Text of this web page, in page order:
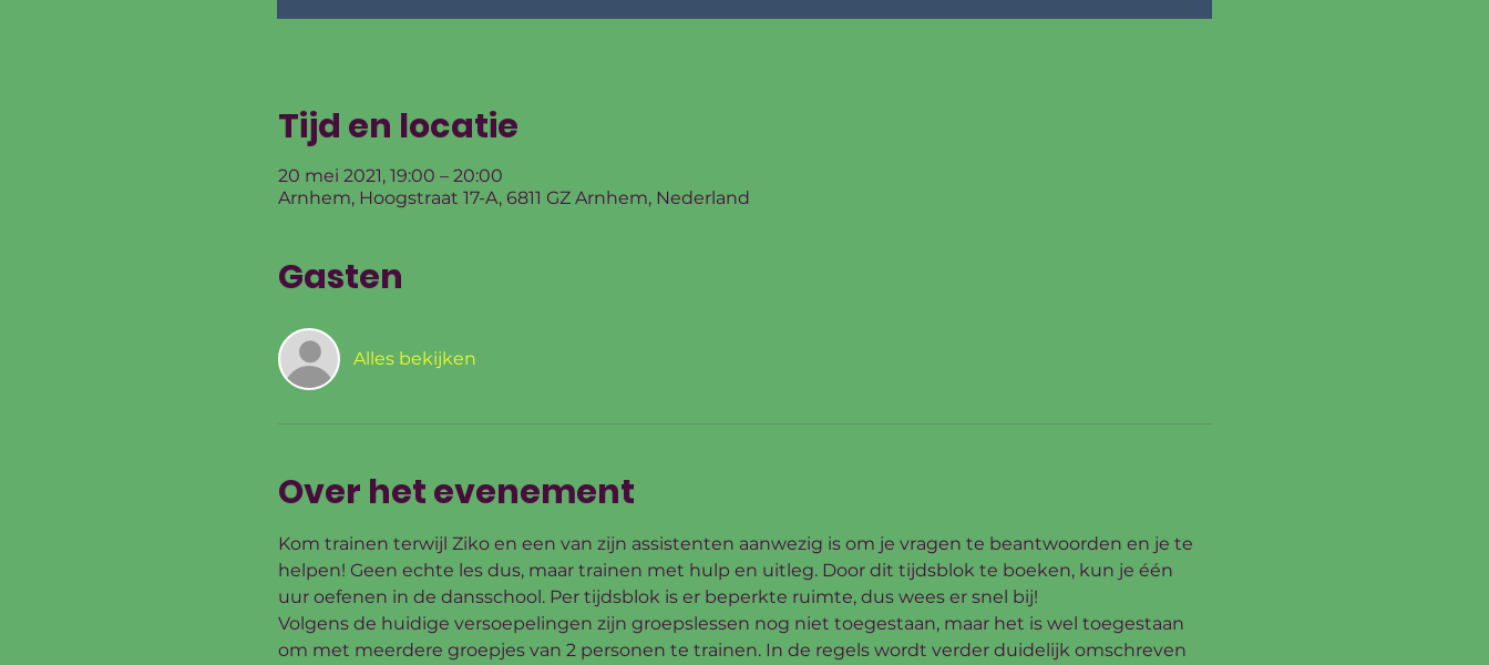
Tijd en locatie
20 mei 2021, 19:00 – 20:00
Arnhem, Hoogstraat 17-A, 6811 GZ Arnhem, Nederland
Gasten
Alles bekijken
Over het evenement
Kom trainen terwijl Ziko en een van zijn assistenten aanwezig is om je vragen te beantwoorden en je te
helpen! Geen echte les dus, maar trainen met hulp en uitleg. Door dit tijdsblok te boeken, kun je één
uur oefenen in de dansschool. Per tijdsblok is er beperkte ruimte, dus wees er snel bij!
Volgens de huidige versoepelingen zijn groepslessen nog niet toegestaan, maar het is wel toegestaan
om met meerdere groepjes van 2 personen te trainen. In de regels wordt verder duidelijk omschreven